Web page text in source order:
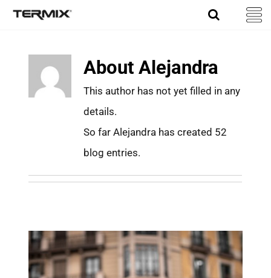
Skip
AboutAlejandra
This author has not yet filled in any
details.
So far Alejandra has created 52
blog entries.